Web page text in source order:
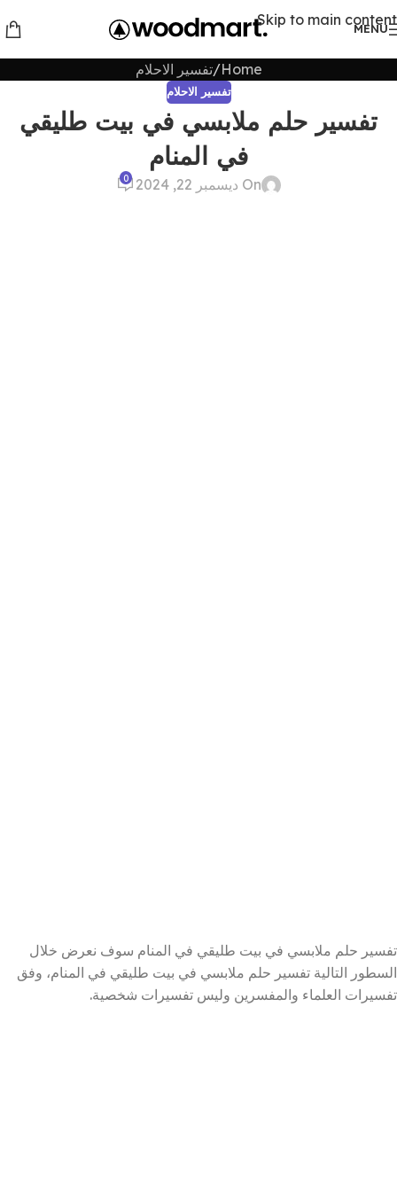
Skip to main content
MENU
Home تفسير الاحلام
تفسير الاحلام
تفسير حلم ملابسي في بيت طليقي
في المنام
On ديسمبر 22, 2024 0
تفسير حلم ملابسي في بيت طليقي في المنام سوف نعرض خلال
السطور التالية تفسير حلم ملابسي في بيت طليقي في المنام، وفق
تفسيرات العلماء والمفسرين وليس تفسيرات شخصية.